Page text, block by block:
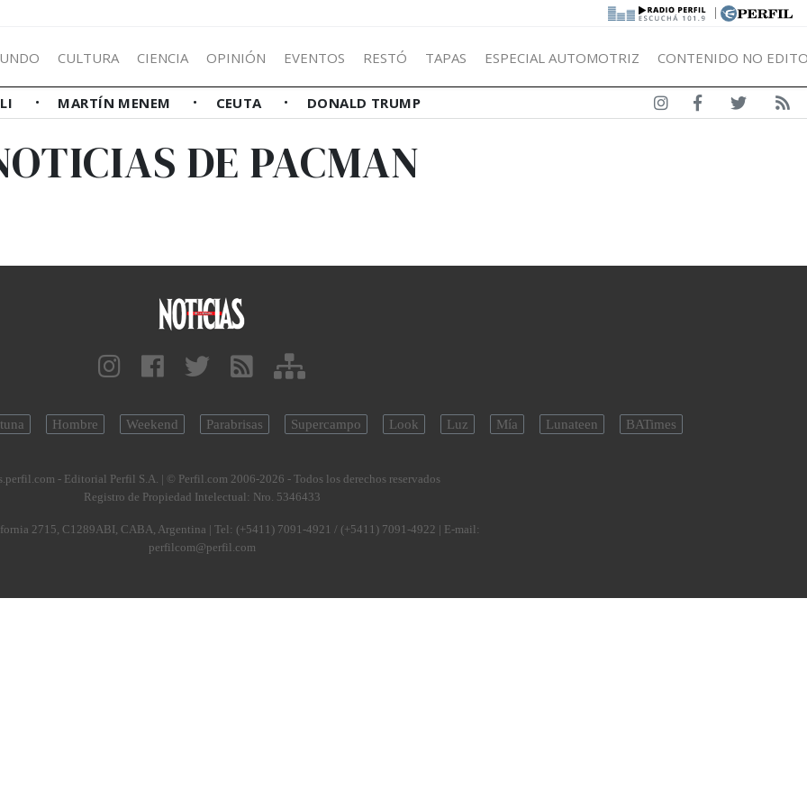
|
CULTURA CIENCIA OPINIÓN EVENTOS RESTÓ TAPAS ESPECIAL AUTOMOTRIZ CONTENIDO NO
MARTÍN MENEM CEUTA DONALD TRUMP
DE PACMAN
Hombre Weekend Parabrisas Supercampo Look Luz Mía Lunateen BATimes
- Editorial Perfil S.A. | © Perfil.com 2006-2026 - Todos los derechos reservados
Registro de Propiedad Intelectual: Nro. 5346433
2715, C1289ABI, CABA, Argentina | Tel: (+5411) 7091-4921 / (+5411) 7091-4922 | E-mail:
perfilcom@perfil.com